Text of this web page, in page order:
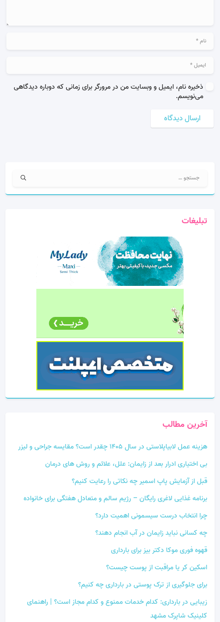
ذخیره نام، ایمیل و وبسایت من در مرورگر برای زمانی که دوباره دیدگاهی
می‌نویسم.
ارسال دیدگاه
جستجو
تبلیغات
آخرین مطالب
هزینه عمل لابیاپلاستی در سال 1405 چقدر است؟ مقایسه جراحی و لیزر
بی‌ اختیاری ادرار بعد از زایمان: علل، علائم و روش‌ های درمان
قبل از آزمایش پاپ اسمیر چه نکاتی را رعایت کنیم؟
برنامه غذایی لاغری رایگان – رژیم سالم و متعادل هفتگی برای خانواده
چرا انتخاب درست سیسمونی اهمیت دارد؟
چه کسانی نباید زایمان در آب انجام دهند؟
قهوه فوری موکا دکتر بیز برای بارداری
اسکین کر یا مراقبت از پوست چیست؟
برای جلوگیری از ترک پوستی در بارداری چه کنیم؟
زیبایی در بارداری: کدام خدمات ممنوع و کدام مجاز است؟ | راهنمای
کلینیک شاپرک مشهد